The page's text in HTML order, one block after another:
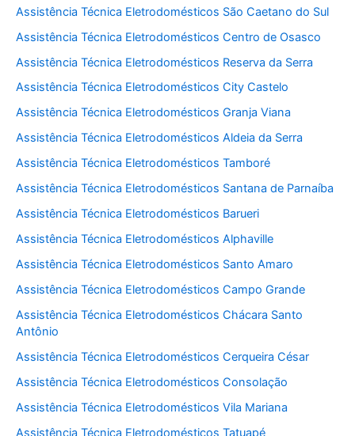
Assistência Técnica Eletrodomésticos São Caetano do Sul
Assistência Técnica Eletrodomésticos Centro de Osasco
Assistência Técnica Eletrodomésticos Reserva da Serra
Assistência Técnica Eletrodomésticos City Castelo
Assistência Técnica Eletrodomésticos Granja Viana
Assistência Técnica Eletrodomésticos Aldeia da Serra
Assistência Técnica Eletrodomésticos Tamboré
Assistência Técnica Eletrodomésticos Santana de Parnaíba
Assistência Técnica Eletrodomésticos Barueri
Assistência Técnica Eletrodomésticos Alphaville
Assistência Técnica Eletrodomésticos Santo Amaro
Assistência Técnica Eletrodomésticos Campo Grande
Assistência Técnica Eletrodomésticos Chácara Santo
Antônio
Assistência Técnica Eletrodomésticos Cerqueira César
Assistência Técnica Eletrodomésticos Consolação
Assistência Técnica Eletrodomésticos Vila Mariana
Assistência Técnica Eletrodomésticos Tatuapé